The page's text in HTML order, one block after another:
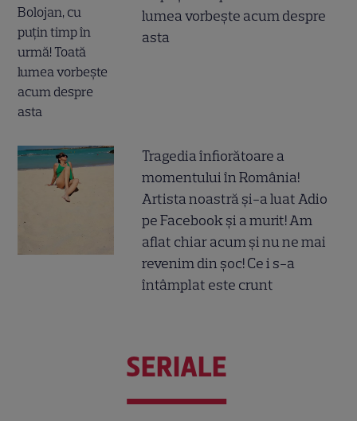
lumea vorbește acum despre
asta
Tragedia înfiorătoare a
momentului în România!
Artista noastră și-a luat Adio
pe Facebook și a murit! Am
aflat chiar acum și nu ne mai
revenim din șoc! Ce i s-a
întâmplat este crunt
SERIALE